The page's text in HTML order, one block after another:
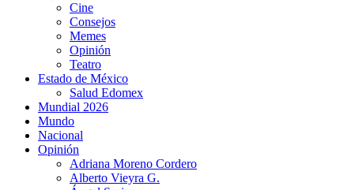
Cine
Consejos
Memes
Opinión
Teatro
Estado de México
Salud Edomex
Mundial 2026
Mundo
Nacional
Opinión
Adriana Moreno Cordero
Alberto Vieyra G.